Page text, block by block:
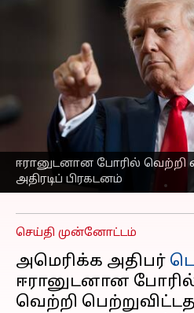
ஈரானுடனான போரில் வெற்றி
அதிரடிப் பிரகடனம்
'ஒரே
ஈரானை
டிரம்ப்
அடுத்தகட்ட
என்ன?
எழுதியவர் Sekar Chinnappan
செய்தி முன்னோட்டம்
அமெரிக்க அதிபர்
ஈரானுடனான
வெற்றி